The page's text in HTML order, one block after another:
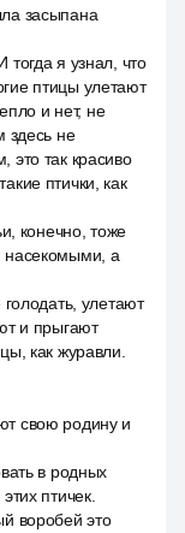
засыпана
я узнал, что
птицы улетают
и нет, не
здесь не
это так красиво
птички, как
конечно, тоже
насекомыми, а
улетают
и прыгают
как журавли.
свою родину и
в родных
птичек.
воробей это